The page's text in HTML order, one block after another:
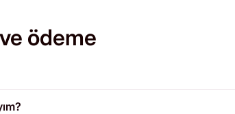
ödeme